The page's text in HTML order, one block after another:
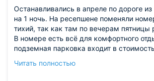
Останавливались в апреле по дороге
на 1 ночь. На ресепшене поменяли
тихий, так как там по вечерам пятницы
В номере есть всё для комфортного
подземная парковка входит в
что для нас важно. Для меня наверное
Читать полностью